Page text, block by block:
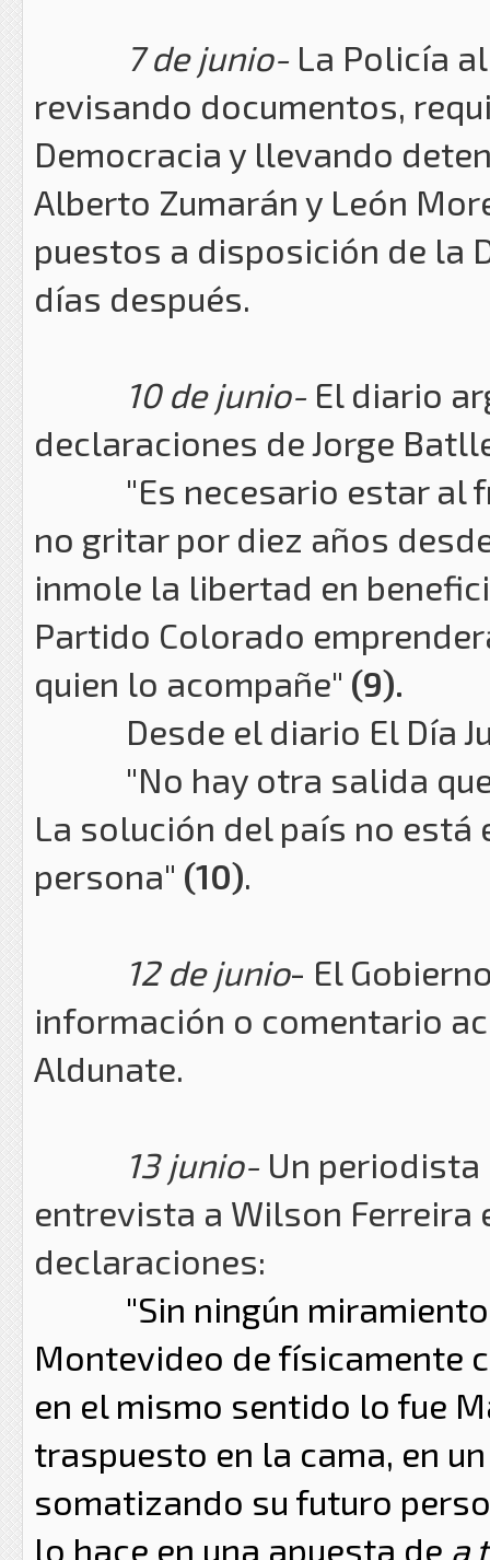
7 de junio- La Policía
revisando documentos,
Democracia y llevando
Alberto Zumarán y León
puestos a disposición de la
días después.
10 de junio- El diario
declaraciones de Jorge
"Es necesario estar al
no gritar por diez años
inmole la libertad en
Partido Colorado
quien lo acompañe" (9).
Desde el diario El Día
"No hay otra salida que
La solución del país no está
persona" (10).
12 de junio- El
información o comentario
Aldunate.
13 junio- Un
entrevista a Wilson Ferreira
declaraciones:
"Sin ningún
Montevideo de físicamente
en el mismo sentido lo fue
traspuesto en la cama, en
somatizando su futuro
lo hace en una apuesta de a